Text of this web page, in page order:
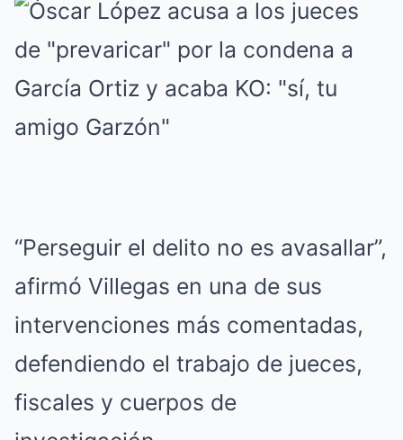
“Perseguir el delito no es avasallar”,
afirmó Villegas en una de sus
intervenciones más comentadas,
defendiendo el trabajo de jueces,
fiscales y cuerpos de